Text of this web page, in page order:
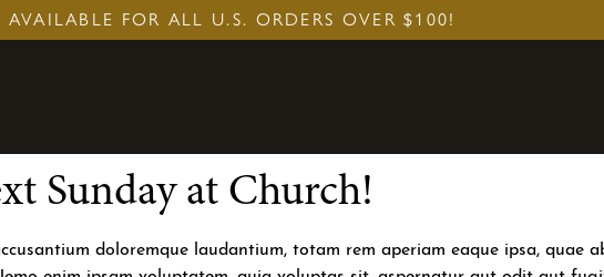
FOR ALL U.S. ORDERS OVER $100!
Sunday at Church!
doloremque laudantium, totam rem aperiam eaque ipsa, quae